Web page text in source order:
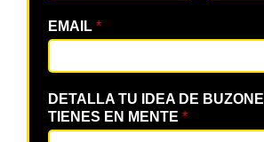
EMAIL *
DETALLA TU IDEA DE
TIENES EN MENTE *